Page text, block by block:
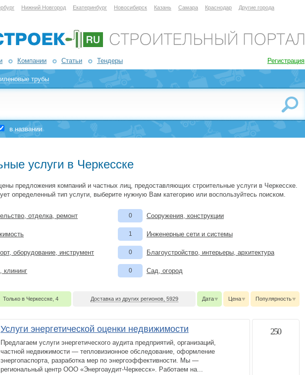
Нижний Новгород Екатеринбург Новосибирск Казань Самара Краснодар Другие города
Компании Статьи Тендеры Регистрация
трубы
в названии
услуги в Черкесске
предложения компаний и частных лиц, предоставляющих строительные услуги в Черкесске.
определенный тип услуги, выберите нужную Вам категорию или воспользуйтесь поиском.
отделка, ремонт
оборудование, инструмент
клининг
0 Сооружения, конструкции
1 Инженерные сети и системы
0 Благоустройство, интерьеры, архитектура
0 Сад, огород
Только в Черкесске, 4 Доставка из других регионов, 5929 Дата Цена Популярность
Услуги энергетической оценки недвижимости
Предлагаем услуги энергетического аудита предприятий, организаций,
частной недвижимости — тепловизионное обследование, оформление
энергопаспорта, разработка мер по энергоэффективности. Мы —
региональный центр ООО «Энергоаудит-Черкесск». Работаем на...
250